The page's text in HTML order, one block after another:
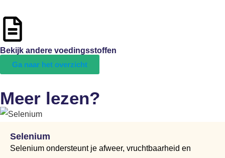
Bekijk andere voedingsstoffen
Ga naar het overzicht
Meer lezen?
Selenium
Selenium ondersteunt je afweer, vruchtbaarheid en